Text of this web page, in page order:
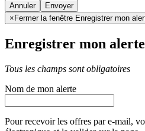
Annuler
× Fermer la fenêtre Enregistrer mon
Enregistrer mon alerte
Tous les champs sont obligatoires
Nom de mon alerte
Pour recevoir les offres par e-mail,